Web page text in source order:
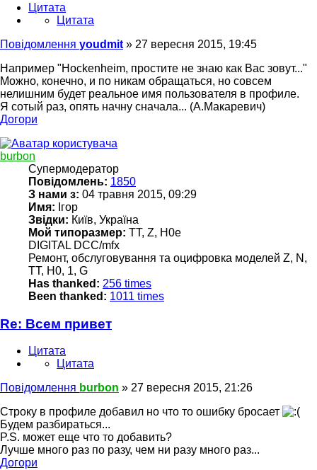
Цитата
Цитата
Повідомлення youdmit » 27 вересня 2015, 19:45
Например "Hockenheim, простите не знаю как Вас зовут..."
Можно, конечно, и по никам обращаться, но совсем
нелишним будет реальное имя пользователя в профиле.
Я сотый раз, опять начну сначала... (А.Макаревич)
Догори
burbon
Супермодератор
Повідомлень: 1850
З нами з: 04 травня 2015, 09:29
Имя: Ігор
Звідки: Київ, Україна
Мой типоразмер: TT, Z, H0e
DIGITAL DCC/mfx
Ремонт, обслуговування та оцифровка моделей Z, N,
TT, H0, 1, G
Has thanked: 256 times
Been thanked: 1011 times
Re: Всем привет
Цитата
Цитата
Повідомлення burbon » 27 вересня 2015, 21:26
Строку в профиле добавил но что то ошибку бросает
Будем разбираться...
P.S. может еще что то добавить?
Лучше много раз по разу, чем ни разу много раз...
Догори